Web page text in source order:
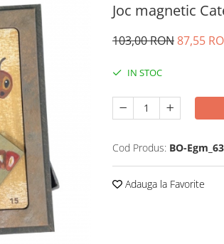
Joc magnetic
103,00 RON87,55
IN STOC
Cod Produs: BO-
Adauga la Favorite